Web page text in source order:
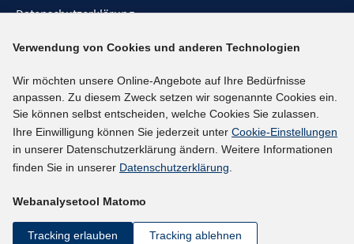
Datenschutzerklärung
Barrieren melden
Social-Media-Kanäle
BlueSky
YouTube
LinkedIn
kununu
Netiquette
Verwendung von Cookies und anderen Technologien
Wir möchten unsere Online-Angebote auf Ihre Bedürfnisse
anpassen. Zu diesem Zweck setzen wir sogenannte Cookies ein.
Sie können selbst entscheiden, welche Cookies Sie zulassen.
Ihre Einwilligung können Sie jederzeit unter Cookie-Einstellungen
in unserer Datenschutzerklärung ändern. Weitere Informationen
finden Sie in unserer Datenschutzerklärung.
Webanalysetool Matomo
Tracking erlauben Tracking ablehnen